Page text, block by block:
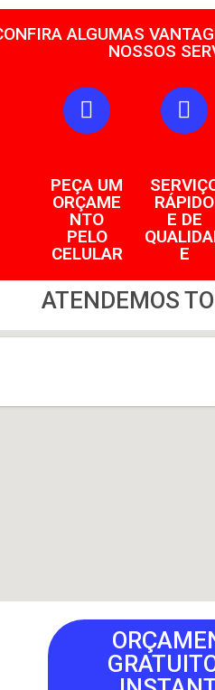
ALGUMAS
NOSSOS
PEÇA UM
ORÇAME
NTO
PELO
CELULAR
RÁPIDO
E DE
E
ATENDEMOS